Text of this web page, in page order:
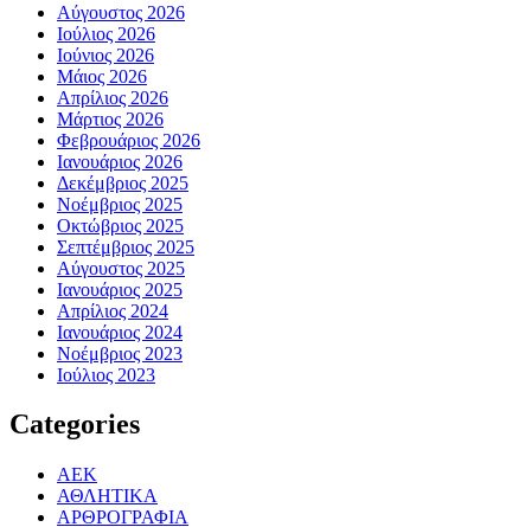
Αύγουστος 2026
Ιούλιος 2026
Ιούνιος 2026
Μάιος 2026
Απρίλιος 2026
Μάρτιος 2026
Φεβρουάριος 2026
Ιανουάριος 2026
Δεκέμβριος 2025
Νοέμβριος 2025
Οκτώβριος 2025
Σεπτέμβριος 2025
Αύγουστος 2025
Ιανουάριος 2025
Απρίλιος 2024
Ιανουάριος 2024
Νοέμβριος 2023
Ιούλιος 2023
Categories
ΑΕΚ
ΑΘΛΗΤΙΚΑ
ΑΡΘΡΟΓΡΑΦΙΑ